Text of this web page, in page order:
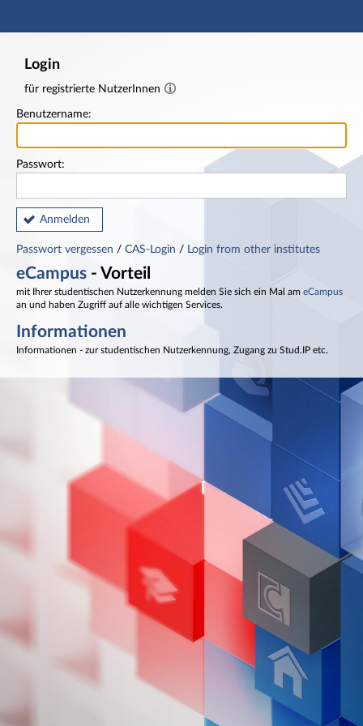
Hauptnavigation
Login
für registrierte NutzerInnen
Benutzername:
Passwort:
Anmelden
Passwort vergessen / CAS-Login / Login from other institutes
eCampus - Vorteil
mit Ihrer studentischen Nutzerkennung melden Sie sich ein Mal am eCampus
an und haben Zugriff auf alle wichtigen Services.
Informationen
Informationen - zur studentischen Nutzerkennung, Zugang zu Stud.IP etc.